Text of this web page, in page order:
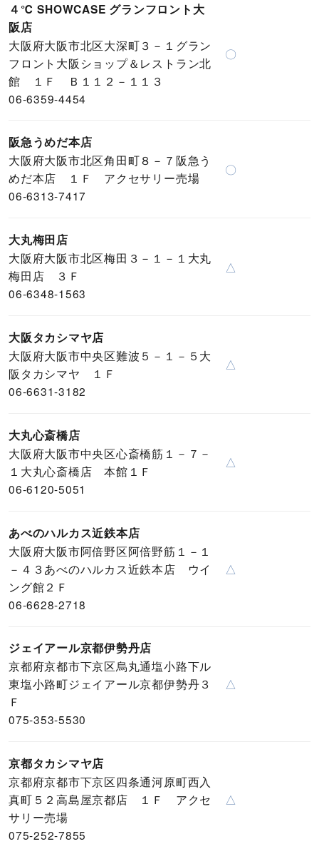
４℃ SHOWCASE グランフロント大
阪店
大阪府大阪市北区大深町３－１グラン
フロント大阪ショップ＆レストラン北
館 １Ｆ Ｂ１１２－１１３
06-6359-4454
〇
阪急うめだ本店
大阪府大阪市北区角田町８－７阪急う
めだ本店 １Ｆ アクセサリー売場
06-6313-7417
〇
大丸梅田店
大阪府大阪市北区梅田３－１－１大丸
梅田店 ３Ｆ
06-6348-1563
△
大阪タカシマヤ店
大阪府大阪市中央区難波５－１－５大
阪タカシマヤ １Ｆ
06-6631-3182
△
大丸心斎橋店
大阪府大阪市中央区心斎橋筋１－７－
１大丸心斎橋店 本館１Ｆ
06-6120-5051
△
あべのハルカス近鉄本店
大阪府大阪市阿倍野区阿倍野筋１－１
－４３あべのハルカス近鉄本店 ウイ
ング館２Ｆ
06-6628-2718
△
ジェイアール京都伊勢丹店
京都府京都市下京区烏丸通塩小路下ル
東塩小路町ジェイアール京都伊勢丹３
Ｆ
075-353-5530
△
京都タカシマヤ店
京都府京都市下京区四条通河原町西入
真町５２高島屋京都店 １Ｆ アクセ
サリー売場
075-252-7855
△